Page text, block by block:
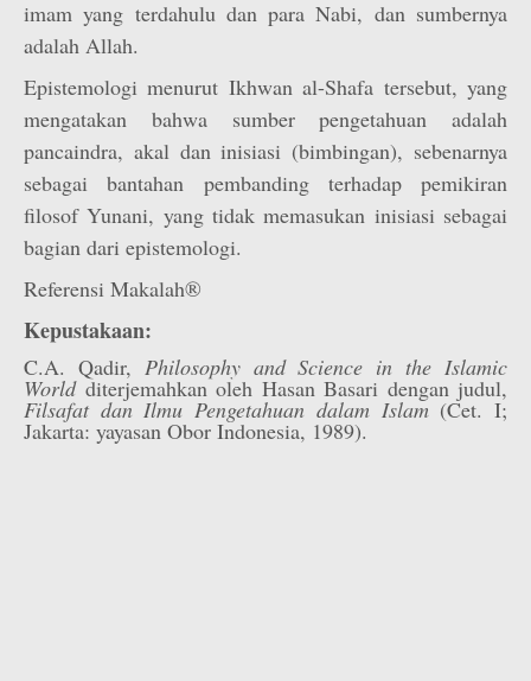
imam yang terdahulu dan para Nabi, dan sumbernya
adalah Allah.
Epistemologi menurut Ikhwan al-Shafa tersebut, yang
mengatakan bahwa sumber pengetahuan adalah
pancaindra, akal dan inisiasi (bimbingan), sebenarnya
sebagai bantahan pembanding terhadap pemikiran
filosof Yunani, yang tidak memasukan inisiasi sebagai
bagian dari epistemologi.
Referensi Makalah®
Kepustakaan:
C.A. Qadir, Philosophy and Science in the Islamic
World diterjemahkan oleh Hasan Basari dengan judul,
Filsafat dan Ilmu Pengetahuan dalam Islam(Cet. I;
Jakarta: yayasan Obor Indonesia, 1989).